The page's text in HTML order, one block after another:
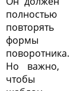
полностью
повторять
формы
поворотника.
Но важно,
чтобы